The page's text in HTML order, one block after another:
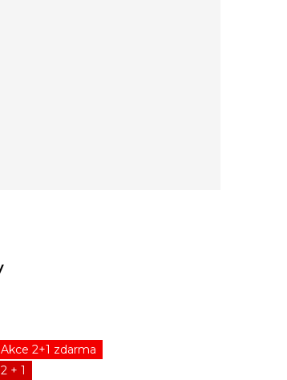
Akce 2+1 zdarma
2 + 1